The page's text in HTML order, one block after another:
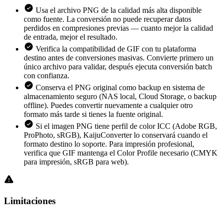
Usa el archivo PNG de la calidad más alta disponible
como fuente. La conversión no puede recuperar datos
perdidos en compresiones previas — cuanto mejor la calidad
de entrada, mejor el resultado.
Verifica la compatibilidad de GIF con tu plataforma
destino antes de conversiones masivas. Convierte primero un
único archivo para validar, después ejecuta conversión batch
con confianza.
Conserva el PNG original como backup en sistema de
almacenamiento seguro (NAS local, Cloud Storage, o backup
offline). Puedes convertir nuevamente a cualquier otro
formato más tarde si tienes la fuente original.
Si el imagen PNG tiene perfil de color ICC (Adobe RGB,
ProPhoto, sRGB), KaijuConverter lo conservará cuando el
formato destino lo soporte. Para impresión profesional,
verifica que GIF mantenga el Color Profile necesario (CMYK
para impresión, sRGB para web).
Limitaciones